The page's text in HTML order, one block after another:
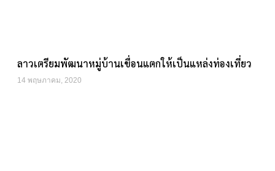
ลาวเตรียมพัฒนาหมู่บ้านเขื่อนแตกให้เป็นแหล่งท่องเที่ยว
14 พฤษภาคม, 2020